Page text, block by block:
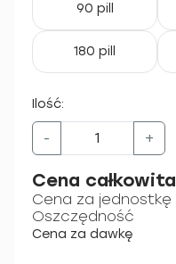
90 pill
180 pill
Ilość:
- +
Cena całkowita
Cena za jednostkę
Oszczędność
Cena za dawkę